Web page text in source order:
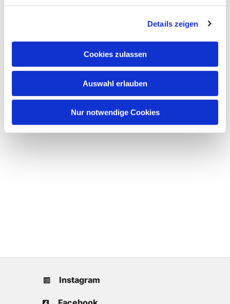
Details zeigen
Cookies zulassen
Auswahl erlauben
Nur notwendige Cookies
Instagram